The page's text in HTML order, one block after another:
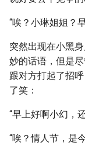
“唉？小琳姐姐？
突然出现在小黑
妙的话语，但是
跟对方打起了招
了笑：
“早上好啊小幻，
“唉？情人节，是